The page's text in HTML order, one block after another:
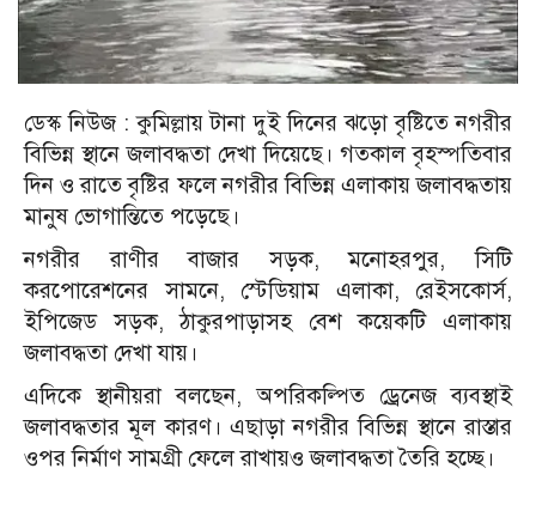
ডেস্ক নিউজ :কুমিল্লায় টানা দুই দিনের ঝড়ো বৃষ্টিতে নগরীর
বিভিন্ন স্থানে জলাবদ্ধতা দেখা দিয়েছে। গতকাল বৃহস্পতিবার
দিন ও রাতে বৃষ্টির ফলে নগরীর বিভিন্ন এলাকায় জলাবদ্ধতায়
মানুষ ভোগান্তিতে পড়েছে।
নগরীর রাণীর বাজার সড়ক, মনোহরপুর, সিটি
করপোরেশনের সামনে, স্টেডিয়াম এলাকা, রেইসকোর্স,
ইপিজেড সড়ক, ঠাকুরপাড়াসহ বেশ কয়েকটি এলাকায়
জলাবদ্ধতা দেখা যায়।
এদিকে স্থানীয়রা বলছেন, অপরিকল্পিত ড্রেনেজ ব্যবস্থাই
জলাবদ্ধতার মূল কারণ। এছাড়া নগরীর বিভিন্ন স্থানে রাস্তার
ওপর নির্মাণ সামগ্রী ফেলে রাখায়ও জলাবদ্ধতা তৈরি হচ্ছে।